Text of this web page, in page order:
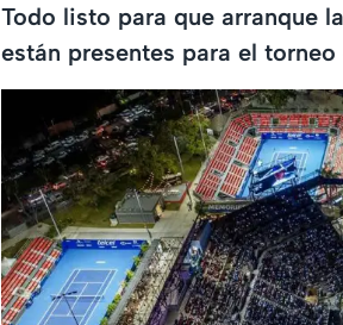
Todo listo para que arranque
están presentes para el